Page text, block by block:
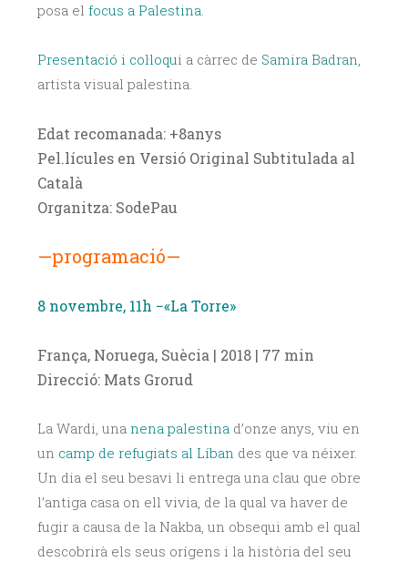
posa el focus a Palestina.
Presentació i col·loqui a càrrec de Samira Badran,
artista visual palestina.
Edat recomanada: +8anys
Pel.lícules en Versió Original Subtitulada al
Català
Organitza: SodePau
—programació—
8 novembre, 11h −«La Torre»
França, Noruega, Suècia | 2018 | 77 min
Direcció: Mats Grorud
La Wardi, una nena palestina d’onze anys, viu en
un camp de refugiats al Líban des que va néixer.
Un dia el seu besavi li entrega una clau que obre
l’antiga casa on ell vivia, de la qual va haver de
fugir a causa de la Nakba, un obsequi amb el qual
descobrirà els seus orígens i la història del seu